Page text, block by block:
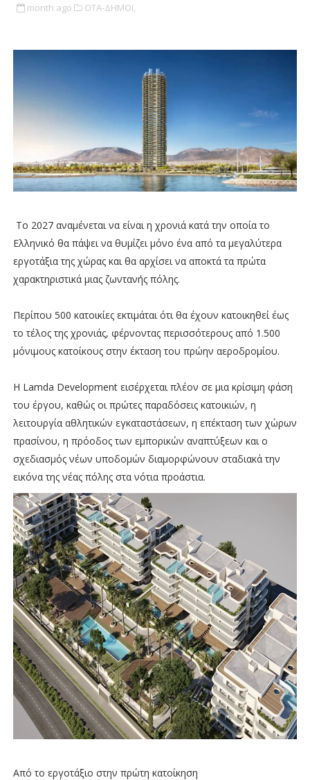
month ago ΟΤΑ-ΔΗΜΟΙ,
Το 2027 αναμένεται να είναι η χρονιά κατά την οποία το
Ελληνικό θα πάψει να θυμίζει μόνο ένα από τα μεγαλύτερα
εργοτάξια της χώρας και θα αρχίσει να αποκτά τα πρώτα
χαρακτηριστικά μιας ζωντανής πόλης.
Περίπου 500 κατοικίες εκτιμάται ότι θα έχουν κατοικηθεί έως
το τέλος της χρονιάς, φέρνοντας περισσότερους από 1.500
μόνιμους κατοίκους στην έκταση του πρώην αεροδρομίου.
Η Lamda Development εισέρχεται πλέον σε μια κρίσιμη φάση
του έργου, καθώς οι πρώτες παραδόσεις κατοικιών, η
λειτουργία αθλητικών εγκαταστάσεων, η επέκταση των χώρων
πρασίνου, η πρόοδος των εμπορικών αναπτύξεων και ο
σχεδιασμός νέων υποδομών διαμορφώνουν σταδιακά την
εικόνα της νέας πόλης στα νότια προάστια.
Από το εργοτάξιο στην πρώτη κατοίκηση